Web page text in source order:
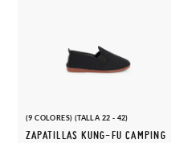
(9 COLORES) (TALLA 22 - 42)
ZAPATILLAS KUNG-FU CAMPING